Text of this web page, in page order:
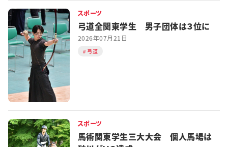
スポーツ
弓道全関東学生 男子団体は３位に
2026年07月21日
弓道
スポーツ
馬術関東学生三大大会 個人馬場は